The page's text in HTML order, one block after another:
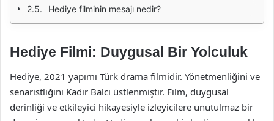
Hediye filminin mesajı nedir?
Hediye Filmi: Duygusal Bir Yolculuk
Hediye, 2021 yapımı Türk drama filmidir. Yönetmenliğini ve
senaristliğini Kadir Balcı üstlenmiştir. Film, duygusal
derinliği ve etkileyici hikayesiyle izleyicilere unutulmaz bir